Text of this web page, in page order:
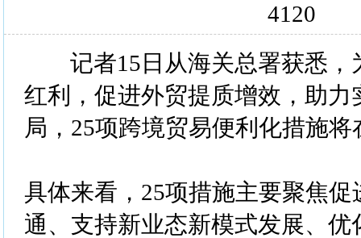
4120
记者15日从海关总署获悉，
红利，促进外贸提质增效，助力
局，25项跨境贸易便利化措施
具体来看，25项措施主要聚焦
通、支持新业态新模式发展、优